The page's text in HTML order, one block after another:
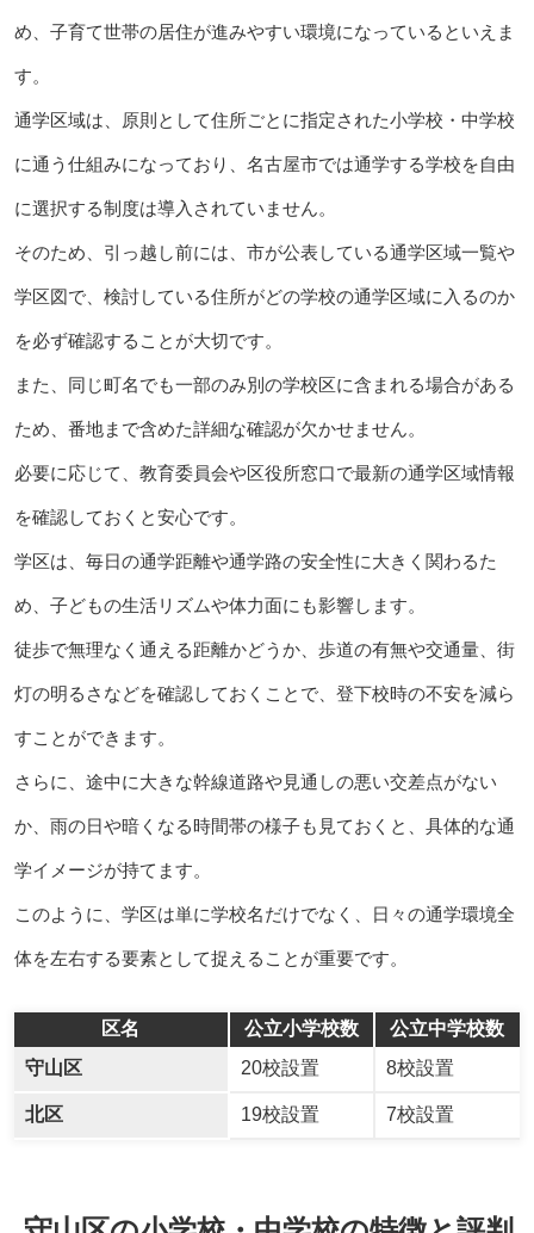
め、子育て世帯の居住が進みやすい環境になっているといえま
す。
通学区域は、原則として住所ごとに指定された小学校・中学校
に通う仕組みになっており、名古屋市では通学する学校を自由
に選択する制度は導入されていません。
そのため、引っ越し前には、市が公表している通学区域一覧や
学区図で、検討している住所がどの学校の通学区域に入るのか
を必ず確認することが大切です。
また、同じ町名でも一部のみ別の学校区に含まれる場合がある
ため、番地まで含めた詳細な確認が欠かせません。
必要に応じて、教育委員会や区役所窓口で最新の通学区域情報
を確認しておくと安心です。
学区は、毎日の通学距離や通学路の安全性に大きく関わるた
め、子どもの生活リズムや体力面にも影響します。
徒歩で無理なく通える距離かどうか、歩道の有無や交通量、街
灯の明るさなどを確認しておくことで、登下校時の不安を減ら
すことができます。
さらに、途中に大きな幹線道路や見通しの悪い交差点がない
か、雨の日や暗くなる時間帯の様子も見ておくと、具体的な通
学イメージが持てます。
このように、学区は単に学校名だけでなく、日々の通学環境全
体を左右する要素として捉えることが重要です。
区名 公立小学校数
公立中学校数
守山区
20校設置 8校設置
北区 19校設置 7校設置